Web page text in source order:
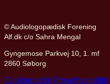
© Audiologopædisk Forening
Alf.dk c/o Sahra Mengal
Gyngemose Parkvej 10, 1. mf
2860 Søborg
Cookiepolitik Privatlivspolitik